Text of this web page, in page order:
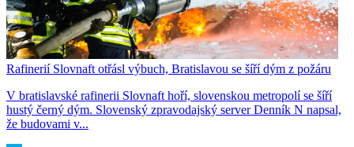
Rafinerií Slovnaft otřásl výbuch, Bratislavou se šíří dým z požáru
V bratislavské rafinerii Slovnaft hoří, slovenskou metropolí se šíří
hustý černý dým. Slovenský zpravodajský server Denník N napsal,
že budovami v...